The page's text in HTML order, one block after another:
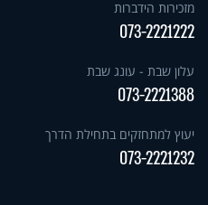
מזכירות הידברות
073-2221222
עלון שבת - עונג שבת
073-2221388
יעוץ למתחזקים בתחילת הדרך
073-2221232